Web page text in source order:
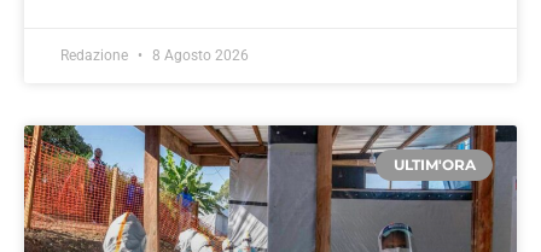
Redazione 8 Agosto 2026
ULTIM'ORA